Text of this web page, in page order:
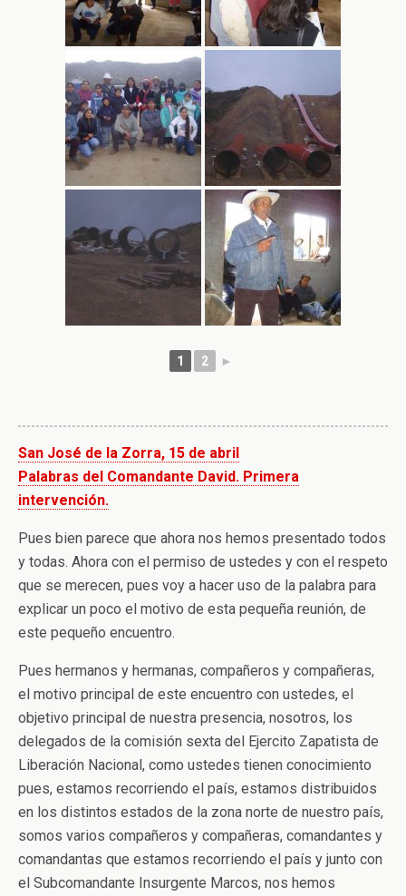
1 2 ►
San José de la Zorra, 15 de abril
Palabras del Comandante David. Primera
intervención.
Pues bien parece que ahora nos hemos presentado todos
y todas. Ahora con el permiso de ustedes y con el respeto
que se merecen, pues voy a hacer uso de la palabra para
explicar un poco el motivo de esta pequeña reunión, de
este pequeño encuentro.
Pues hermanos y hermanas, compañeros y compañeras,
el motivo principal de este encuentro con ustedes, el
objetivo principal de nuestra presencia, nosotros, los
delegados de la comisión sexta del Ejercito Zapatista de
Liberación Nacional, como ustedes tienen conocimiento
pues, estamos recorriendo el país, estamos distribuidos
en los distintos estados de la zona norte de nuestro país,
somos varios compañeros y compañeras, comandantes y
comandantas que estamos recorriendo el país y junto con
el Subcomandante Insurgente Marcos, nos hemos